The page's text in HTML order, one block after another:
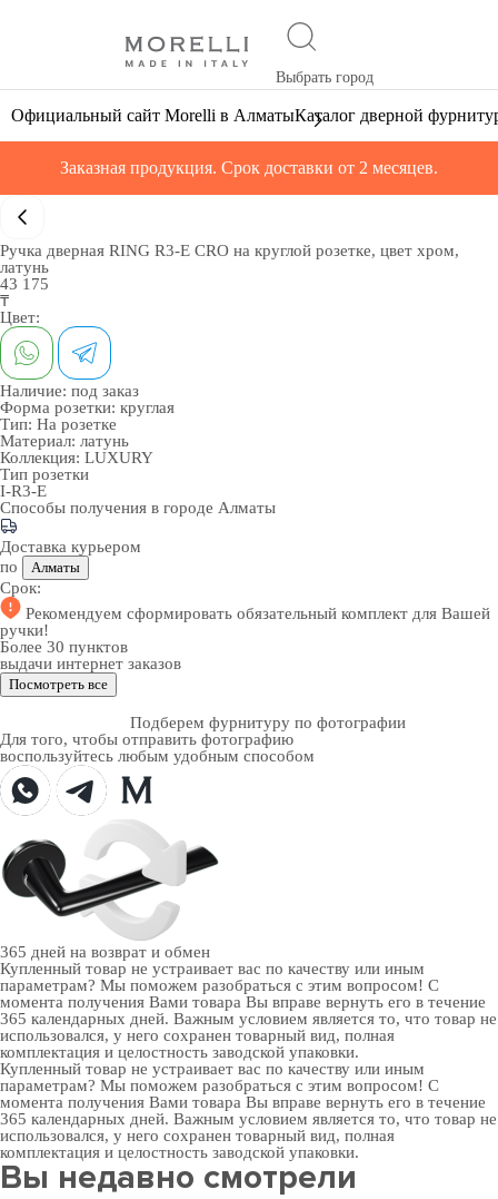
Выбрать город
Официальный сайт Morelli в АлматыКаталог дверной
Заказная продукция. Срок доставки от 2 месяцев.
Ручка дверная RING R3-E CRO на круглой розетке, цвет хром,
латунь
43 175
₸
Цвет:
Наличие: под заказ
Форма розетки: круглая
Тип: На розетке
Материал: латунь
Коллекция: LUXURY
Тип розетки
I-R3-E
Способы получения в городе Алматы
Доставка курьером
по
Алматы
Срок:
Рекомендуем сформировать обязательный комплект для Вашей
ручки!
Более 30 пунктов
выдачи интернет заказов
Посмотреть все
Подберем фурнитуру по фотографии
Для того, чтобы отправить фотографию
воспользуйтесь любым удобным способом
365 дней на возврат и обмен
Купленный товар не устраивает вас по качеству или иным
параметрам? Мы поможем разобраться с этим вопросом! С
момента получения Вами товара Вы вправе вернуть его в течение
365 календарных дней. Важным условием является то, что товар не
использовался, у него сохранен товарный вид, полная
комплектация и целостность заводской упаковки.
Купленный товар не устраивает вас по качеству или иным
параметрам? Мы поможем разобраться с этим вопросом! С
момента получения Вами товара Вы вправе вернуть его в течение
365 календарных дней. Важным условием является то, что товар не
использовался, у него сохранен товарный вид, полная
комплектация и целостность заводской упаковки.
Вы недавно смотрели